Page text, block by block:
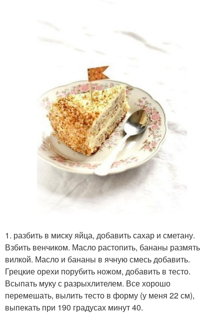
1. разбить в миску яйца, добавить сахар и сметану.
Взбить венчиком. Масло растопить, бананы размять
вилкой. Масло и бананы в ячную смесь добавить.
Грецкие орехи порубить ножом, добавить в тесто.
Всыпать муку с разрыхлителем. Все хорошо
перемешать, вылить тесто в форму (у меня 22 см),
выпекать при 190 градусах минут 40.